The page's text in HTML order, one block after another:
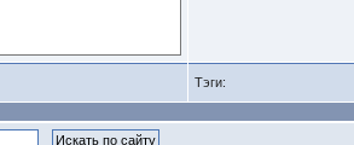
Тэги: